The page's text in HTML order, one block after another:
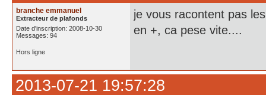
branche emmanuel
Extracteur de plafonds
Date d'inscription: 2008-10-30
Messages: 94
je vous racontent pas
en +, ca pese vite....
Hors ligne
2013-07-21 19:57:28